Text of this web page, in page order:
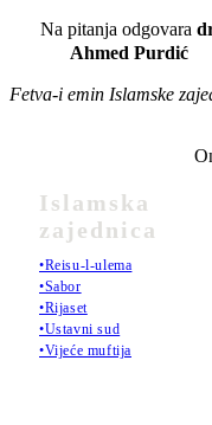
Na pitanja odgovara
Ahmed Purdić
Fetva-i emin Islamske
Islamska
zajednica
•Reisu-l-ulema
•Sabor
•Rijaset
•Ustavni sud
•Vijeće muftija